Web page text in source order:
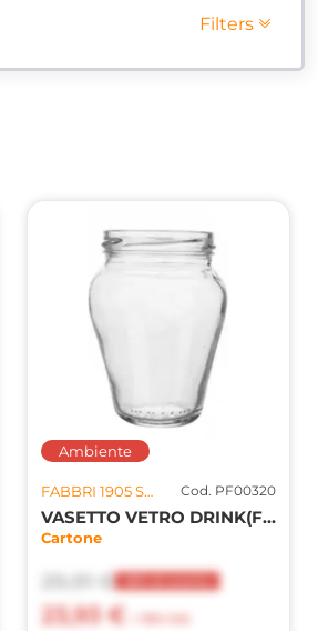
Filters
Ambiente
FABBRI 1905 SPA U.S. Cod. PF00320
VASETTO VETRO DRINK(FA)
Cartone
29,91 €
23,93 €